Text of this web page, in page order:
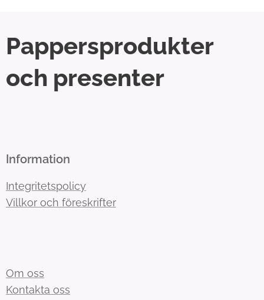
Pappersprodukter
och presenter
Information
Integritetspolicy
Villkor och föreskrifter
Om oss
Kontakta oss